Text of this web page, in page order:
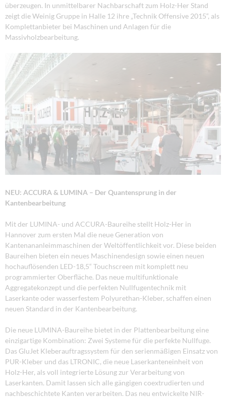
überzeugen. In unmittelbarer Nachbarschaft zum Holz-Her Stand
zeigt die Weinig Gruppe in Halle 12 ihre „Technik Offensive 2015“, als
Komplettanbieter bei Maschinen und Anlagen für die
Massivholzbearbeitung.
NEU: ACCURA & LUMINA – Der Quantensprung in der
Kantenbearbeitung
Mit der LUMINA- und ACCURA-Baureihe stellt Holz-Her in
Hannover zum ersten Mal die neue Generation von
Kantenananleimmaschinen der Weltöffentlichkeit vor. Diese beiden
Baureihen bieten ein neues Maschinendesign sowie einen neuen
hochauflösenden LED-18,5“ Touchscreen mit komplett neu
programmierter Oberfläche. Das neue multifunktionale
Aggregatekonzept und die perfekten Nullfugentechnik mit
Laserkante oder wasserfestem Polyurethan-Kleber, schaffen einen
neuen Standard in der Kantenbearbeitung.
Die neue LUMINA-Baureihe bietet in der Plattenbearbeitung eine
einzigartige Kombination: Zwei Systeme für die perfekte Nullfuge.
Das GluJet Kleberauftragssystem für den serienmäßigen Einsatz von
PUR-Kleber und das LTRONIC, die neue Laserkanteneinheit von
Holz-Her, als voll integrierte Lösung zur Verarbeitung von
Laserkanten. Damit lassen sich alle gängigen coextrudierten und
nachbeschichtete Kanten verarbeiten. Das neu entwickelte NIR-